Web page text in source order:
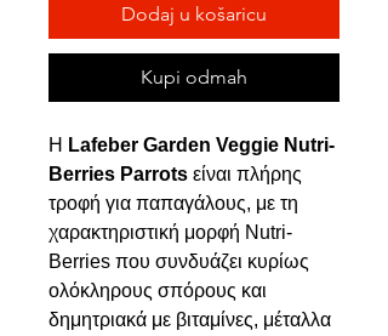
Dodaj u košaricu
Kupi odmah
Η Lafeber Garden Veggie Nutri-
Berries Parrots είναι πλήρης
τροφή για παπαγάλους, με τη
χαρακτηριστική μορφή Nutri-
Berries που συνδυάζει κυρίως
ολόκληρους σπόρους και
δημητριακά με βιταμίνες, μέταλλα